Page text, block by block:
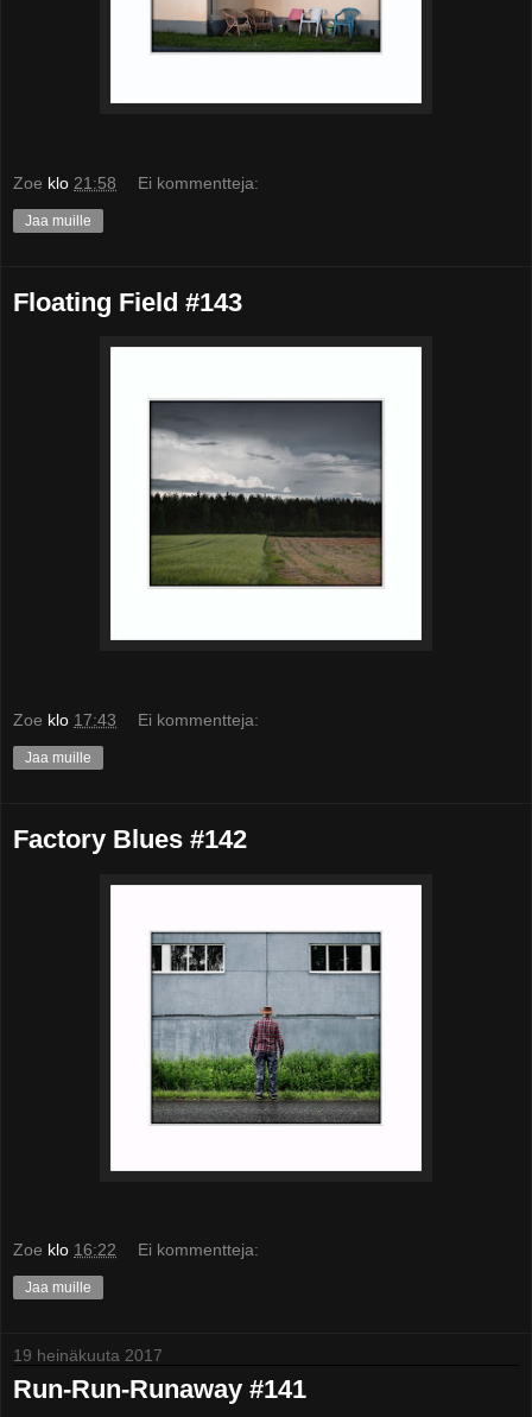
Zoe klo 21:58 Ei kommentteja:
Jaa muille
Floating Field #143
Zoe klo 17:43 Ei kommentteja:
Jaa muille
Factory Blues #142
Zoe klo 16:22 Ei kommentteja:
Jaa muille
19 heinäkuuta 2017
Run-Run-Runaway #141